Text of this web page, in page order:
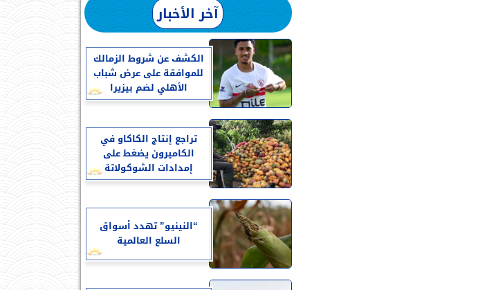
آخر الأخبار
الكشف عن شروط الزمالك
للموافقة على عرض شباب
الأهلي لضم بيزيرا
تراجع إنتاج الكاكاو في
الكاميرون يضغط على
إمدادات الشوكولاتة
“النينيو” تهدد أسواق
السلع العالمية